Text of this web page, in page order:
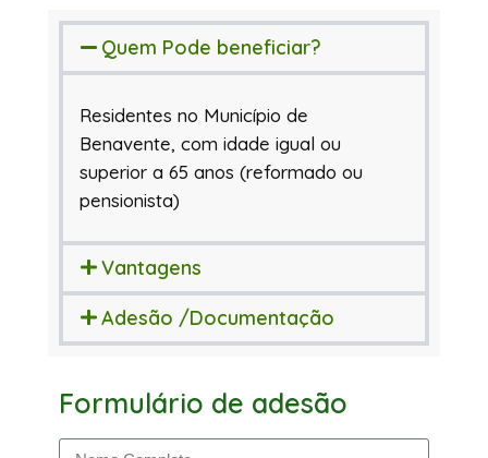
Quem Pode beneficiar?
Residentes no Município de
Benavente, com idade igual ou
superior a 65 anos (reformado ou
pensionista)
Vantagens
Adesão /Documentação
Formulário de adesão